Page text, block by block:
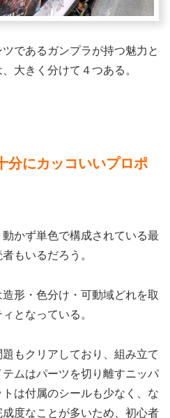
であるガンプラが持つ魅力と
大きく分けて４つある。
分にカッコいいプロポ
かず単色で構成されている最
もいるだろう。
形・色分け・可動域どれを取
となっている。
もクリアしており、組み立て
ムはパーツを切り離すニッパ
は付属のシールも少なく、な
度なことが多いため、初心者